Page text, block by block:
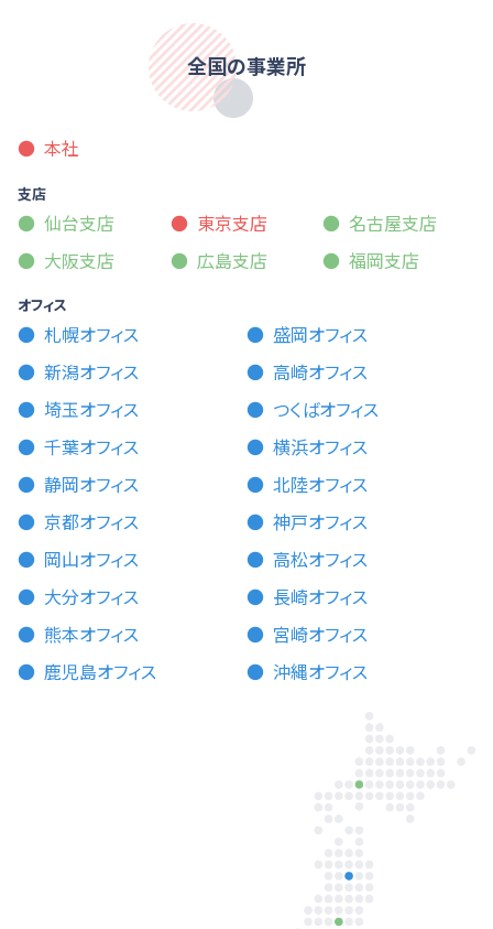
全国の事業所
本社
支店
仙台支店 東京支店
名古屋支店
大阪支店
広島支店 福岡支店
オフィス
札幌オフィス
盛岡オフィス
新潟オフィス
高崎オフィス
埼玉オフィス
つくばオフィス
千葉オフィス
横浜オフィス
静岡オフィス
北陸オフィス
京都オフィス
神戸オフィス
岡山オフィス
高松オフィス
大分オフィス
長崎オフィス
熊本オフィス
宮崎オフィス
鹿児島オフィス
沖縄オフィス